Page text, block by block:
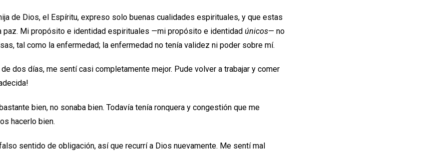
de Dios, el Espíritu, expreso solo buenas cualidades espirituales, y que estas
paz. Mi propósito e identidad espirituales —mi propósito e identidad únicos— no
tal como la enfermedad; la enfermedad no tenía validez ni poder sobre mí.
dos días, me sentí casi completamente mejor. Pude volver a trabajar y comer
bien, no sonaba bien. Todavía tenía ronquera y congestión que me
hacerlo bien.
sentido de obligación, así que recurrí a Dios nuevamente. Me sentí mal